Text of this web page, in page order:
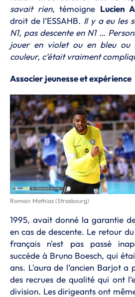
savait rien, témoigne Lucien
droit de l’ESSAHB. Il y a eu les
N1, pas descente en N1 …
jouer en violet ou en bleu ou
couleur, c’était vraiment
Associer jeunesse et expérience
Romain Mathias (Strasbourg)
1995, avait donné la garantie
en cas de descente. Le retour
français n'est pas passé
succède à Bruno Boesch, qui
ans. L'aura de l’ancien Barjot a
des recrues de qualité qui ont
division. Les dirigeants ont